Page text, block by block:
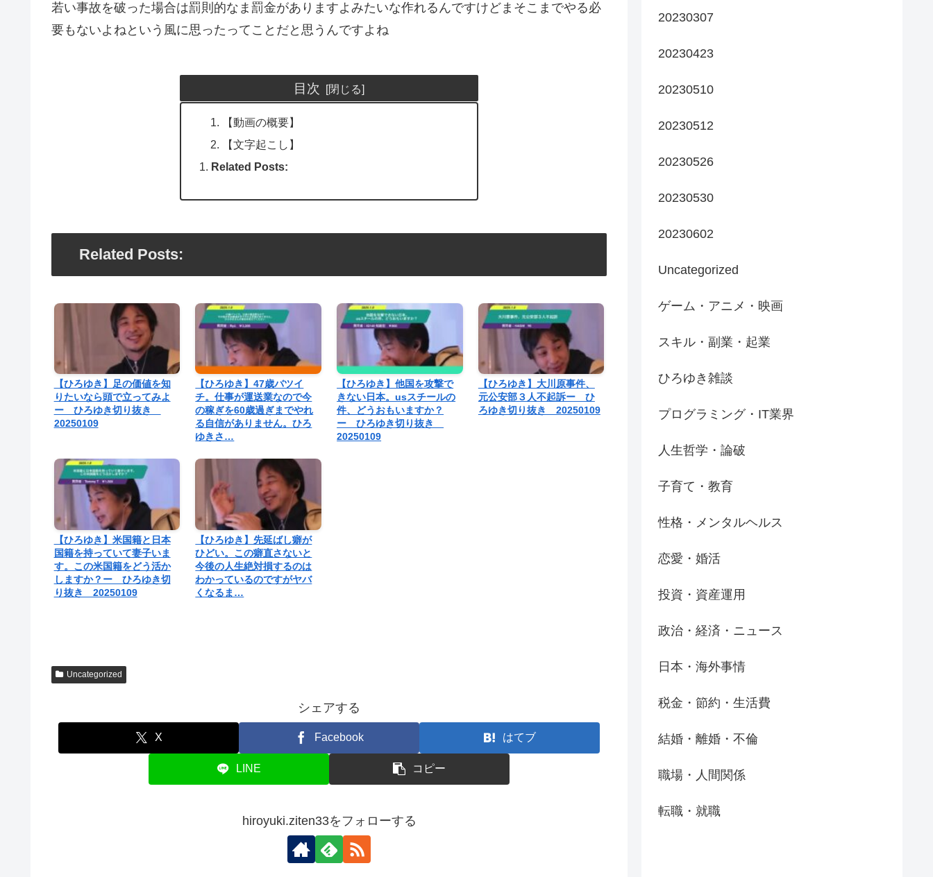
若い事故を破った場合は罰則的なま罰金がありますよみたいな作れるんですけどまそこまでやる必
要もないよねという風に思ったってことだと思うんですよね
目次
【動画の概要】
【文字起こし】
Related Posts:
Related Posts:
【ひろゆき】足の価値を知
りたいなら頭で立ってみよ
ー ひろゆき切り抜き
20250109
【ひろゆき】47歳バツイ
チ。仕事が運送業なので今
の稼ぎを60歳過ぎまでやれ
る自信がありません。ひろ
ゆきさ…
【ひろゆき】他国を攻撃で
きない日本。usスチールの
件、どうおもいますか？
ー ひろゆき切り抜き
20250109
【ひろゆき】大川原事件、
元公安部３人不起訴ー ひ
ろゆき切り抜き 20250109
【ひろゆき】米国籍と日本
国籍を持っていて妻子いま
す。この米国籍をどう活か
しますか？ー ひろゆき切
り抜き 20250109
【ひろゆき】先延ばし癖が
ひどい。この癖直さないと
今後の人生絶対損するのは
わかっているのですがヤバ
くなるま…
Uncategorized
シェアする
X Facebook はてブ
LINE コピー
hiroyuki.ziten33をフォローする
20230307
20230423
20230510
20230512
20230526
20230530
20230602
Uncategorized
ゲーム・アニメ・映画
スキル・副業・起業
ひろゆき雑談
プログラミング・IT業界
人生哲学・論破
子育て・教育
性格・メンタルヘルス
恋愛・婚活
投資・資産運用
政治・経済・ニュース
日本・海外事情
税金・節約・生活費
結婚・離婚・不倫
職場・人間関係
転職・就職